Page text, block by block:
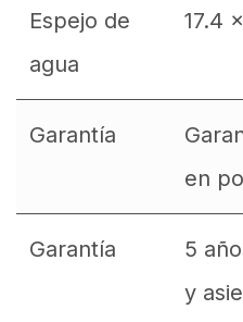
Espejo de
agua
17.4
Garantía
en
Garantía
5
y